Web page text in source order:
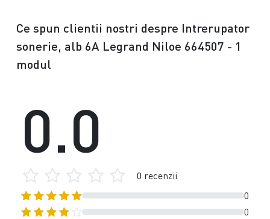
Ce spun clientii nostri despre Intrerupator
sonerie, alb 6A Legrand Niloe 664507 - 1
modul
0
0
0.0
0 recenzii